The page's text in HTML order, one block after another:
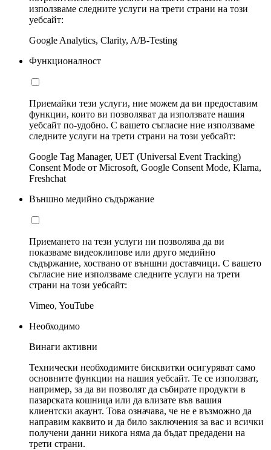
използваме следните услуги на трети страни на този
уебсайт:
Google Analytics, Clarity, A/B-Testing
Функционалност
Приемайки тези услуги, ние можем да ви предоставим
функции, които ви позволяват да използвате нашия
уебсайт по-удобно. С вашето съгласие ние използваме
следните услуги на трети страни на този уебсайт:
Google Tag Manager, UET (Universal Event Tracking)
Consent Mode от Microsoft, Google Consent Mode, Klarna,
Freshchat
Външно медийно съдържание
Приемането на тези услуги ни позволява да ви
показваме видеоклипове или друго медийно
съдържание, хоствано от външни доставчици. С вашето
съгласие ние използваме следните услуги на трети
страни на този уебсайт:
Vimeo, YouTube
Необходимо
Винаги активни
Технически необходимите бисквитки осигуряват само
основните функции на нашия уебсайт. Те се използват,
например, за да ви позволят да събирате продукти в
пазарската кошница или да влизате във вашия
клиентски акаунт. Това означава, че не е възможно да
направим каквито и да било заключения за вас и всички
получени данни никога няма да бъдат предадени на
трети страни.